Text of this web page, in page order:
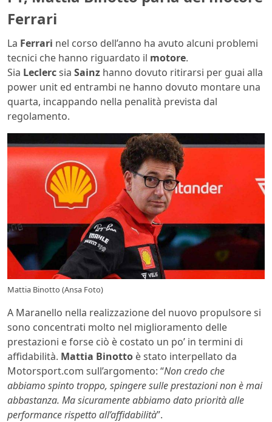
Ferrari
La Ferrari nel corso dell’anno ha avuto alcuni problemi
tecnici che hanno riguardato il motore.
Sia Leclercsia Sainz hanno dovuto ritirarsi per guai alla
power unit ed entrambi ne hanno dovuto montare una
quarta, incappando nella penalità prevista dal
regolamento.
Mattia Binotto (Ansa Foto)
A Maranello nella realizzazione del nuovo propulsore si
sono concentrati molto nel miglioramento delle
prestazioni e forse ciò è costato un po’ in termini di
affidabilità. Mattia Binotto è stato interpellato da
Motorsport.com sull’argomento: “Non credo che
abbiamo spinto troppo, spingere sulle prestazioni non è mai
abbastanza. Ma sicuramente abbiamo dato priorità alle
performance rispetto all’affidabilità”.